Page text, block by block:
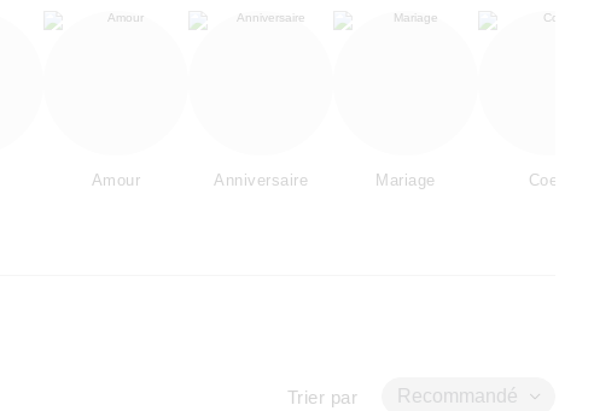
Amour Anniversaire Mariage Coeur
Trier par Recommandé